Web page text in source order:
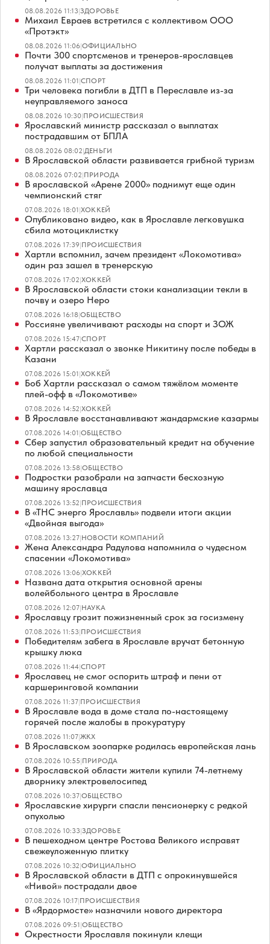
08.08.2026 11:13|ЗДОРОВЬЕ
Михаил Евраев встретился с коллективом ООО
«Протэкт»
08.08.2026 11:06|ОФИЦИАЛЬНО
Почти 300 спортсменов и тренеров-ярославцев
получат выплаты за достижения
08.08.2026 11:01|СПОРТ
Три человека погибли в ДТП в Переславле из-за
неуправляемого заноса
08.08.2026 10:30|ПРОИСШЕСТВИЯ
Ярославский министр рассказал о выплатах
пострадавшим от БПЛА
08.08.2026 08:02|ДЕНЬГИ
В Ярославской области развивается грибной туризм
08.08.2026 07:02|ПРИРОДА
В ярославской «Арене 2000» поднимут еще один
чемпионский стяг
07.08.2026 18:01|ХОККЕЙ
Опубликовано видео, как в Ярославле легковушка
сбила мотоциклистку
07.08.2026 17:39|ПРОИСШЕСТВИЯ
Хартли вспомнил, зачем президент «Локомотива»
один раз зашел в тренерскую
07.08.2026 17:02|ХОККЕЙ
В Ярославской области стоки канализации текли в
почву и озеро Неро
07.08.2026 16:18|ОБЩЕСТВО
Россияне увеличивают расходы на спорт и ЗОЖ
07.08.2026 15:47|СПОРТ
Хартли рассказал о звонке Никитину после победы в
Казани
07.08.2026 15:01|ХОККЕЙ
Боб Хартли рассказал о самом тяжёлом моменте
плей-офф в «Локомотиве»
07.08.2026 14:52|ХОККЕЙ
В Ярославле восстанавливают жандармские казармы
07.08.2026 14:01|ОБЩЕСТВО
Сбер запустил образовательный кредит на обучение
по любой специальности
07.08.2026 13:58|ОБЩЕСТВО
Подростки разобрали на запчасти бесхозную
машину ярославца
07.08.2026 13:52|ПРОИСШЕСТВИЯ
В «ТНС энерго Ярославль» подвели итоги акции
«Двойная выгода»
07.08.2026 13:27|НОВОСТИ КОМПАНИЙ
Жена Александра Радулова напомнила о чудесном
спасении «Локомотива»
07.08.2026 13:06|ХОККЕЙ
Названа дата открытия основной арены
волейбольного центра в Ярославле
07.08.2026 12:07|НАУКА
Ярославцу грозит пожизненный срок за госизмену
07.08.2026 11:53|ПРОИСШЕСТВИЯ
Победителям забега в Ярославле вручат бетонную
крышку люка
07.08.2026 11:44|СПОРТ
Ярославец не смог оспорить штраф и пени от
каршеринговой компании
07.08.2026 11:37|ПРОИСШЕСТВИЯ
В Ярославле вода в доме стала по-настоящему
горячей после жалобы в прокуратуру
07.08.2026 11:07|ЖКХ
В Ярославском зоопарке родилась европейская лань
07.08.2026 10:55|ПРИРОДА
В Ярославской области жители купили 74-летнему
дворнику электровелосипед
07.08.2026 10:37|ОБЩЕСТВО
Ярославские хирурги спасли пенсионерку с редкой
опухолью
07.08.2026 10:33|ЗДОРОВЬЕ
В пешеходном центре Ростова Великого исправят
свежеуложенную плитку
07.08.2026 10:32|ОФИЦИАЛЬНО
В Ярославской области в ДТП с опрокинувшейся
«Нивой» пострадали двое
07.08.2026 10:17|ПРОИСШЕСТВИЯ
В «Ярдормосте» назначили нового директора
07.08.2026 09:51|ОБЩЕСТВО
Окрестности Ярославля покинули клещи